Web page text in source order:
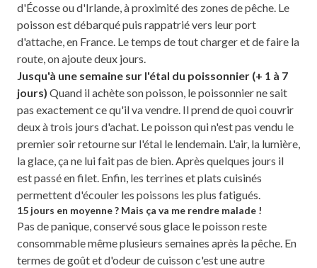
d'Écosse ou d'Irlande, à proximité des zones de pêche. Le
poisson est débarqué puis rappatrié vers leur port
d'attache, en France. Le temps de tout charger et de faire la
route, on ajoute deux jours.
Jusqu'à une semaine sur l'étal du poissonnier (+ 1 à 7
jours) Quand il achète son poisson, le poissonnier ne sait
pas exactement ce qu'il va vendre. Il prend de quoi couvrir
deux à trois jours d'achat. Le poisson qui n'est pas vendu le
premier soir retourne sur l'étal le lendemain. L'air, la lumière,
la glace, ça ne lui fait pas de bien. Après quelques jours il
est passé en filet. Enfin, les terrines et plats cuisinés
permettent d'écouler les poissons les plus fatigués.
15 jours en moyenne ? Mais ça va me rendre malade !
Pas de panique, conservé sous glace le poisson reste
consommable même plusieurs semaines après la pêche. En
termes de goût et d'odeur de cuisson c'est une autre